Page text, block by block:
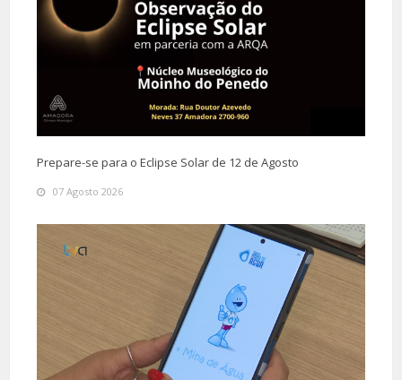
Prepare-se para o Eclipse Solar de 12 de Agosto
07 Agosto 2026